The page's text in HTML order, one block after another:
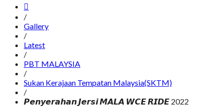
/
Gallery
/
Latest
/
PBT MALAYSIA
/
Sukan Kerajaan Tempatan Malaysia(SKTM)
/
𝙋𝙚𝙣𝙮𝙚𝙧𝙖𝙝𝙖𝙣 𝙅𝙚𝙧𝙨𝙞 𝙈𝘼𝙇𝘼 𝙒𝘾𝙀 𝙍𝙄𝘿𝙀 2022